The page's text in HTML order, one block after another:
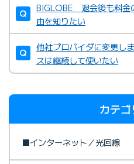
BIGLOBE 退会後も料金
由を知りたい
他社プロバイダに変更し
スは継続して使いたい
カテ
■インターネット／光回線